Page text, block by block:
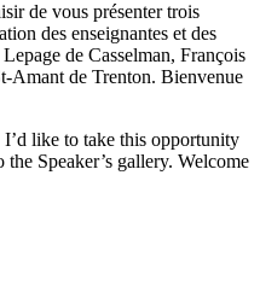
de vous présenter trois
des enseignantes et des
de Casselman, François
Amant de Trenton. Bienvenue
I’d like to take this opportunity
Speaker’s gallery. Welcome